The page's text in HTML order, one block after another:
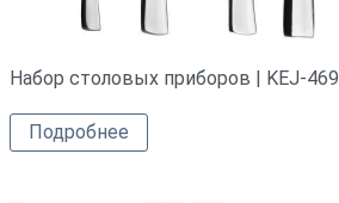
Набор столовых приборов | KEJ-469
Подробнее